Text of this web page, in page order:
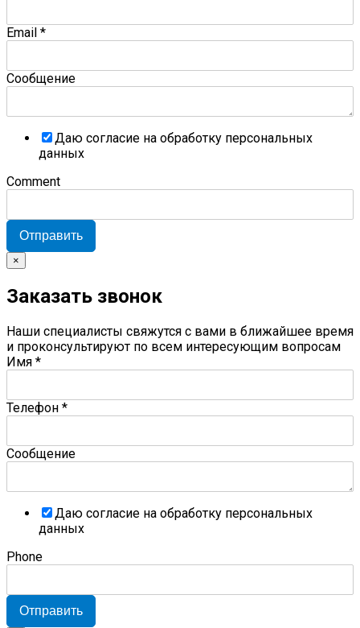
Email *
Сообщение
Даю согласие на обработку персональных
данных
Comment
Отправить
×
Заказать звонок
Наши специалисты свяжутся с вами в ближайшее время
и проконсультируют по всем интересующим вопросам
Имя *
Телефон *
Сообщение
Даю согласие на обработку персональных
данных
Phone
Отправить